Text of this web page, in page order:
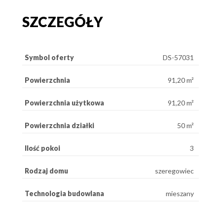
SZCZEGÓŁY
Symbol oferty DS-57031
Powierzchnia 91,20 m²
Powierzchnia użytkowa 91,20 m²
Powierzchnia działki 50 m²
Ilość pokoi 3
Rodzaj domu szeregowiec
Technologia budowlana mieszany